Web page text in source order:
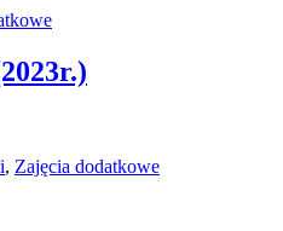
, Zajęcia dodatkowe